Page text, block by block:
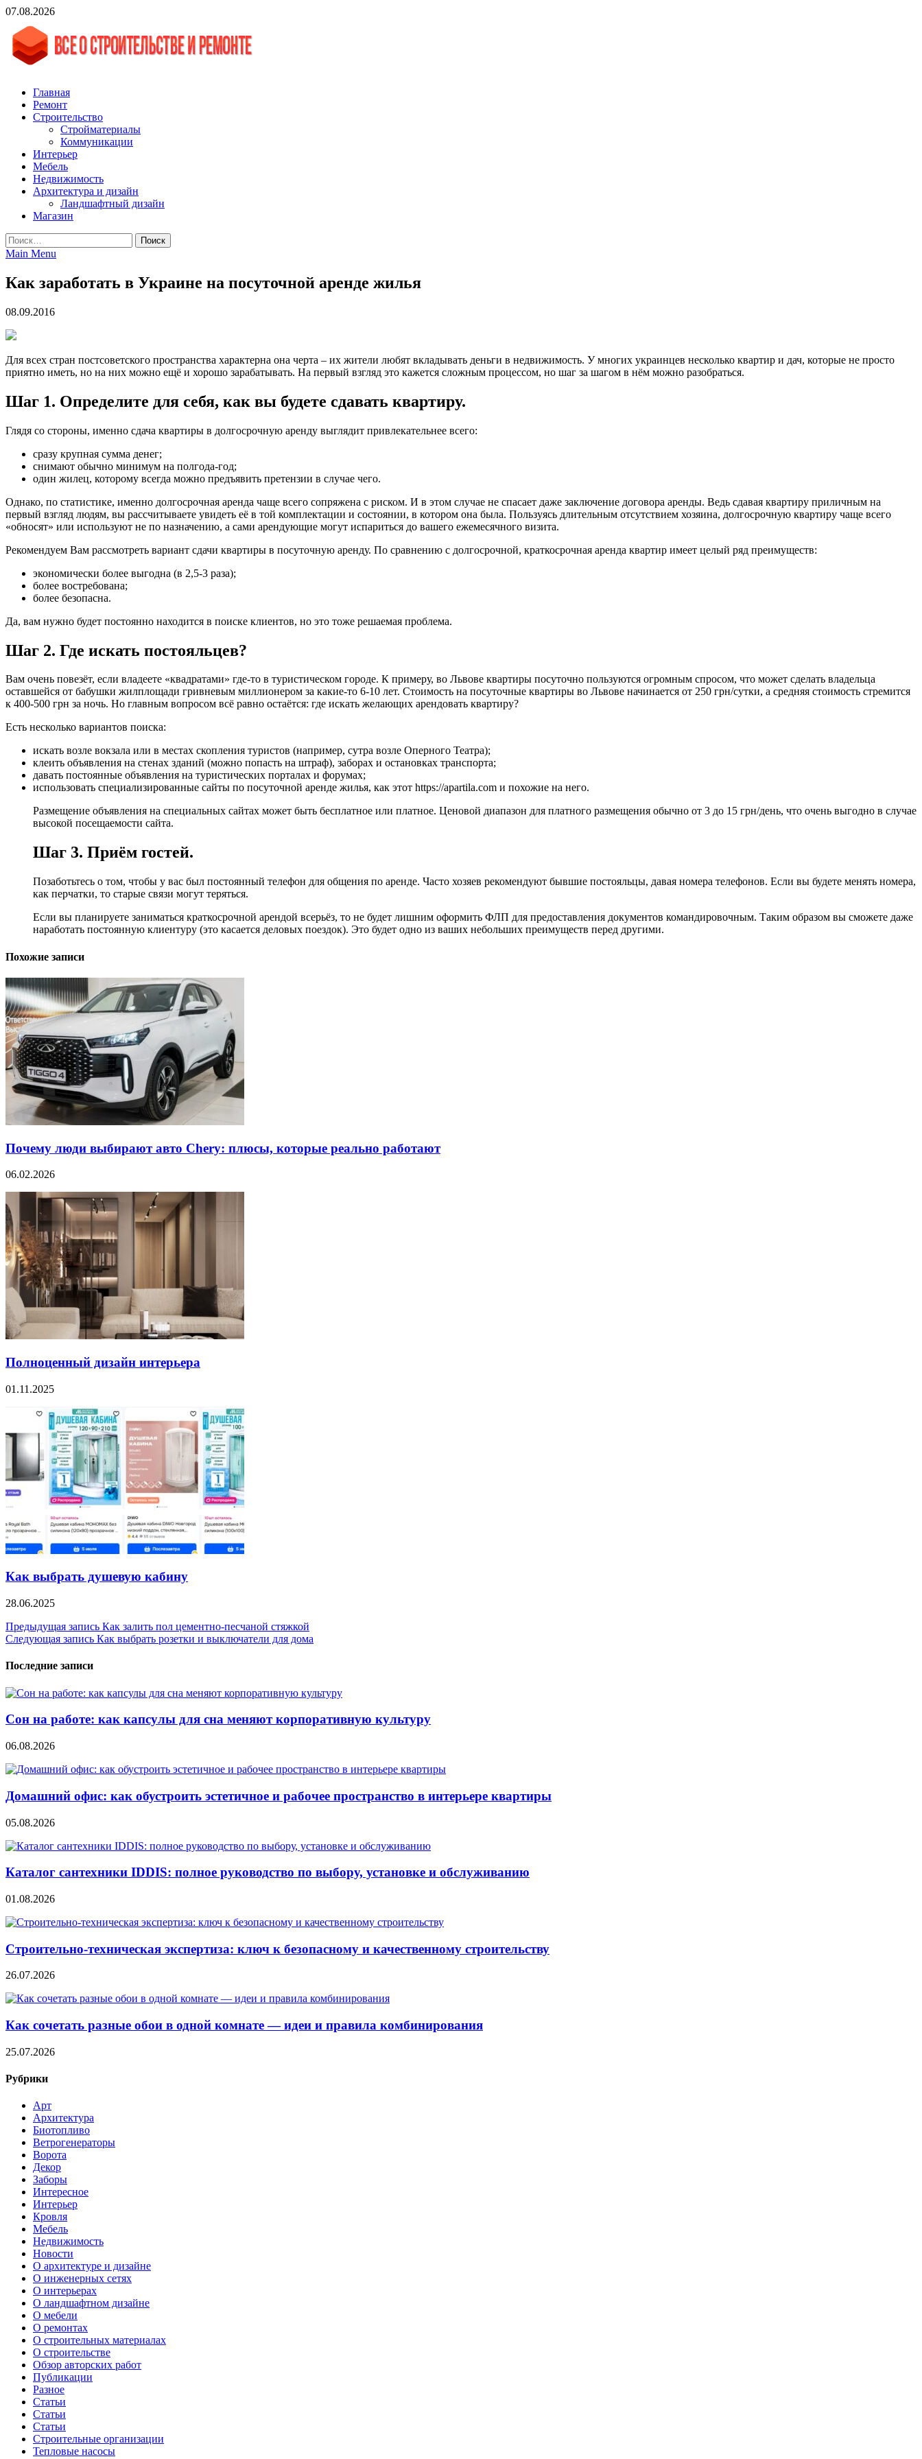
Skip
content
07.08.2026
vgasa.ru
Строительный журнал. Всё о строительстве и ремонтах
Главная
Ремонт
Строительство
Стройматериалы
Коммуникации
Интерьер
Мебель
Недвижимость
Архитектура и дизайн
Ландшафтный дизайн
Магазин
Найти:
Main Menu
Как заработать в Украине на посуточной аренде жилья
08.09.2016
Для всех стран постсоветского пространства характерна она черта – их жители любят вкладывать деньги в недвижимость. У многих украинцев несколько квартир и дач, которые не просто
приятно иметь, но на них можно ещё и хорошо зарабатывать. На первый взгляд это кажется сложным процессом, но шаг за шагом в нём можно разобраться.
Шаг 1. Определите для себя, как вы будете сдавать квартиру.
Глядя со стороны, именно сдача квартиры в долгосрочную аренду выглядит привлекательнее всего:
сразу крупная сумма денег;
снимают обычно минимум на полгода-год;
один жилец, которому всегда можно предъявить претензии в случае чего.
Однако, по статистике, именно долгосрочная аренда чаще всего сопряжена с риском. И в этом случае не спасает даже заключение договора аренды. Ведь сдавая квартиру приличным на
первый взгляд людям, вы рассчитываете увидеть её в той комплектации и состоянии, в котором она была. Пользуясь длительным отсутствием хозяина, долгосрочную квартиру чаще всего
«обносят» или используют не по назначению, а сами арендующие могут испариться до вашего ежемесячного визита.
Рекомендуем Вам рассмотреть вариант сдачи квартиры в посуточную аренду. По сравнению с долгосрочной, краткосрочная аренда квартир имеет целый ряд преимуществ:
экономически более выгодна (в 2,5-3 раза);
более востребована;
более безопасна.
Да, вам нужно будет постоянно находится в поиске клиентов, но это тоже решаемая проблема.
Шаг 2. Где искать постояльцев?
Вам очень повезёт, если владеете «квадратами» где-то в туристическом городе. К примеру, во Львове квартиры посуточно пользуются огромным спросом, что может сделать владельца
оставшейся от бабушки жилплощади гривневым миллионером за какие-то 6-10 лет. Стоимость на посуточные квартиры во Львове начинается от 250 грн/сутки, а средняя стоимость стремится
к 400-500 грн за ночь. Но главным вопросом всё равно остаётся: где искать желающих арендовать квартиру?
Есть несколько вариантов поиска:
искать возле вокзала или в местах скопления туристов (например, сутра возле Оперного Театра);
клеить объявления на стенах зданий (можно попасть на штраф), заборах и остановках транспорта;
давать постоянные объявления на туристических порталах и форумах;
использовать специализированные сайты по посуточной аренде жилья, как этот https://apartila.com и похожие на него.
Размещение объявления на специальных сайтах может быть бесплатное или платное. Ценовой диапазон для платного размещения обычно от 3 до 15 грн/день, что очень выгодно в случае
высокой посещаемости сайта.
Шаг 3. Приём гостей.
Позаботьтесь о том, чтобы у вас был постоянный телефон для общения по аренде. Часто хозяев рекомендуют бывшие постояльцы, давая номера телефонов. Если вы будете менять номера,
как перчатки, то старые связи могут теряться.
Если вы планируете заниматься краткосрочной арендой всерьёз, то не будет лишним оформить ФЛП для предоставления документов командировочным. Таким образом вы сможете даже
наработать постоянную клиентуру (это касается деловых поездок). Это будет одно из ваших небольших преимуществ перед другими.
Похожие записи
Почему люди выбирают авто Chery: плюсы, которые реально работают
06.02.2026
Полноценный дизайн интерьера
01.11.2025
Как выбрать душевую кабину
28.06.2025
Навигация
по
записям
Предыдущая запись Как залить пол цементно-песчаной стяжкой
Следующая запись Как выбрать розетки и выключатели для дома
Последние записи
Сон на работе: как капсулы для сна меняют корпоративную культуру
06.08.2026
Домашний офис: как обустроить эстетичное и рабочее пространство в интерьере квартиры
05.08.2026
Каталог сантехники IDDIS: полное руководство по выбору, установке и обслуживанию
01.08.2026
Строительно‑техническая экспертиза: ключ к безопасному и качественному строительству
26.07.2026
Как сочетать разные обои в одной комнате — идеи и правила комбинирования
25.07.2026
Рубрики
Арт
Архитектура
Биотопливо
Ветрогенераторы
Ворота
Декор
Заборы
Интересное
Интерьер
Кровля
Мебель
Недвижимость
Новости
О архитектуре и дизайне
О инженерных сетях
О интерьерах
О ландшафтном дизайне
О мебели
О ремонтах
О строительных материалах
О строительстве
Обзор авторских работ
Публикации
Разное
Статьи
Статьи
Статьи
Строительные организации
Тепловые насосы